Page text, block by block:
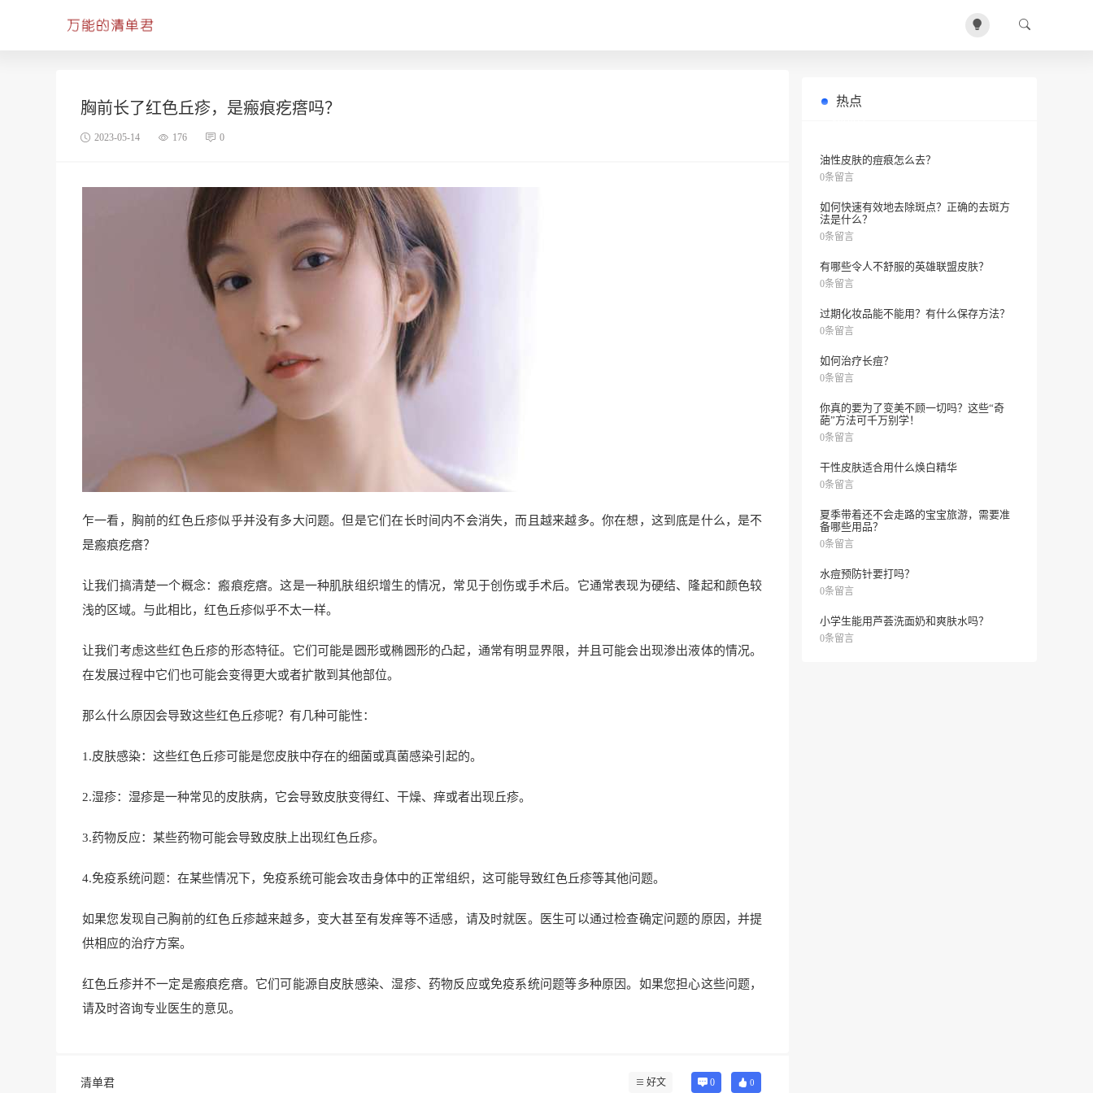
胸前长了红色丘疹，是瘢痕疙瘩吗？
2023-05-14 176 0
乍一看，胸前的红色丘疹似乎并没有多大问题。但是它们在长时间内不会消失，而且越来越多。你在想，这到底是什么，是不
是瘢痕疙瘩？
让我们搞清楚一个概念：瘢痕疙瘩。这是一种肌肤组织增生的情况，常见于创伤或手术后。它通常表现为硬结、隆起和颜色较
浅的区域。与此相比，红色丘疹似乎不太一样。
让我们考虑这些红色丘疹的形态特征。它们可能是圆形或椭圆形的凸起，通常有明显界限，并且可能会出现渗出液体的情况。
在发展过程中它们也可能会变得更大或者扩散到其他部位。
那么什么原因会导致这些红色丘疹呢？有几种可能性：
1.皮肤感染：这些红色丘疹可能是您皮肤中存在的细菌或真菌感染引起的。
2.湿疹：湿疹是一种常见的皮肤病，它会导致皮肤变得红、干燥、痒或者出现丘疹。
3.药物反应：某些药物可能会导致皮肤上出现红色丘疹。
4.免疫系统问题：在某些情况下，免疫系统可能会攻击身体中的正常组织，这可能导致红色丘疹等其他问题。
如果您发现自己胸前的红色丘疹越来越多，变大甚至有发痒等不适感，请及时就医。医生可以通过检查确定问题的原因，并提
供相应的治疗方案。
红色丘疹并不一定是瘢痕疙瘩。它们可能源自皮肤感染、湿疹、药物反应或免疫系统问题等多种原因。如果您担心这些问题，
请及时咨询专业医生的意见。
清单君 好文 0 0
热点
油性皮肤的痘痕怎么去？
0条留言
如何快速有效地去除斑点？正确的去斑方
法是什么？
0条留言
有哪些令人不舒服的英雄联盟皮肤？
0条留言
过期化妆品能不能用？有什么保存方法？
0条留言
如何治疗长痘？
0条留言
你真的要为了变美不顾一切吗？这些“奇
葩”方法可千万别学！
0条留言
干性皮肤适合用什么焕白精华
0条留言
夏季带着还不会走路的宝宝旅游，需要准
备哪些用品？
0条留言
水痘预防针要打吗？
0条留言
小学生能用芦荟洗面奶和爽肤水吗？
0条留言